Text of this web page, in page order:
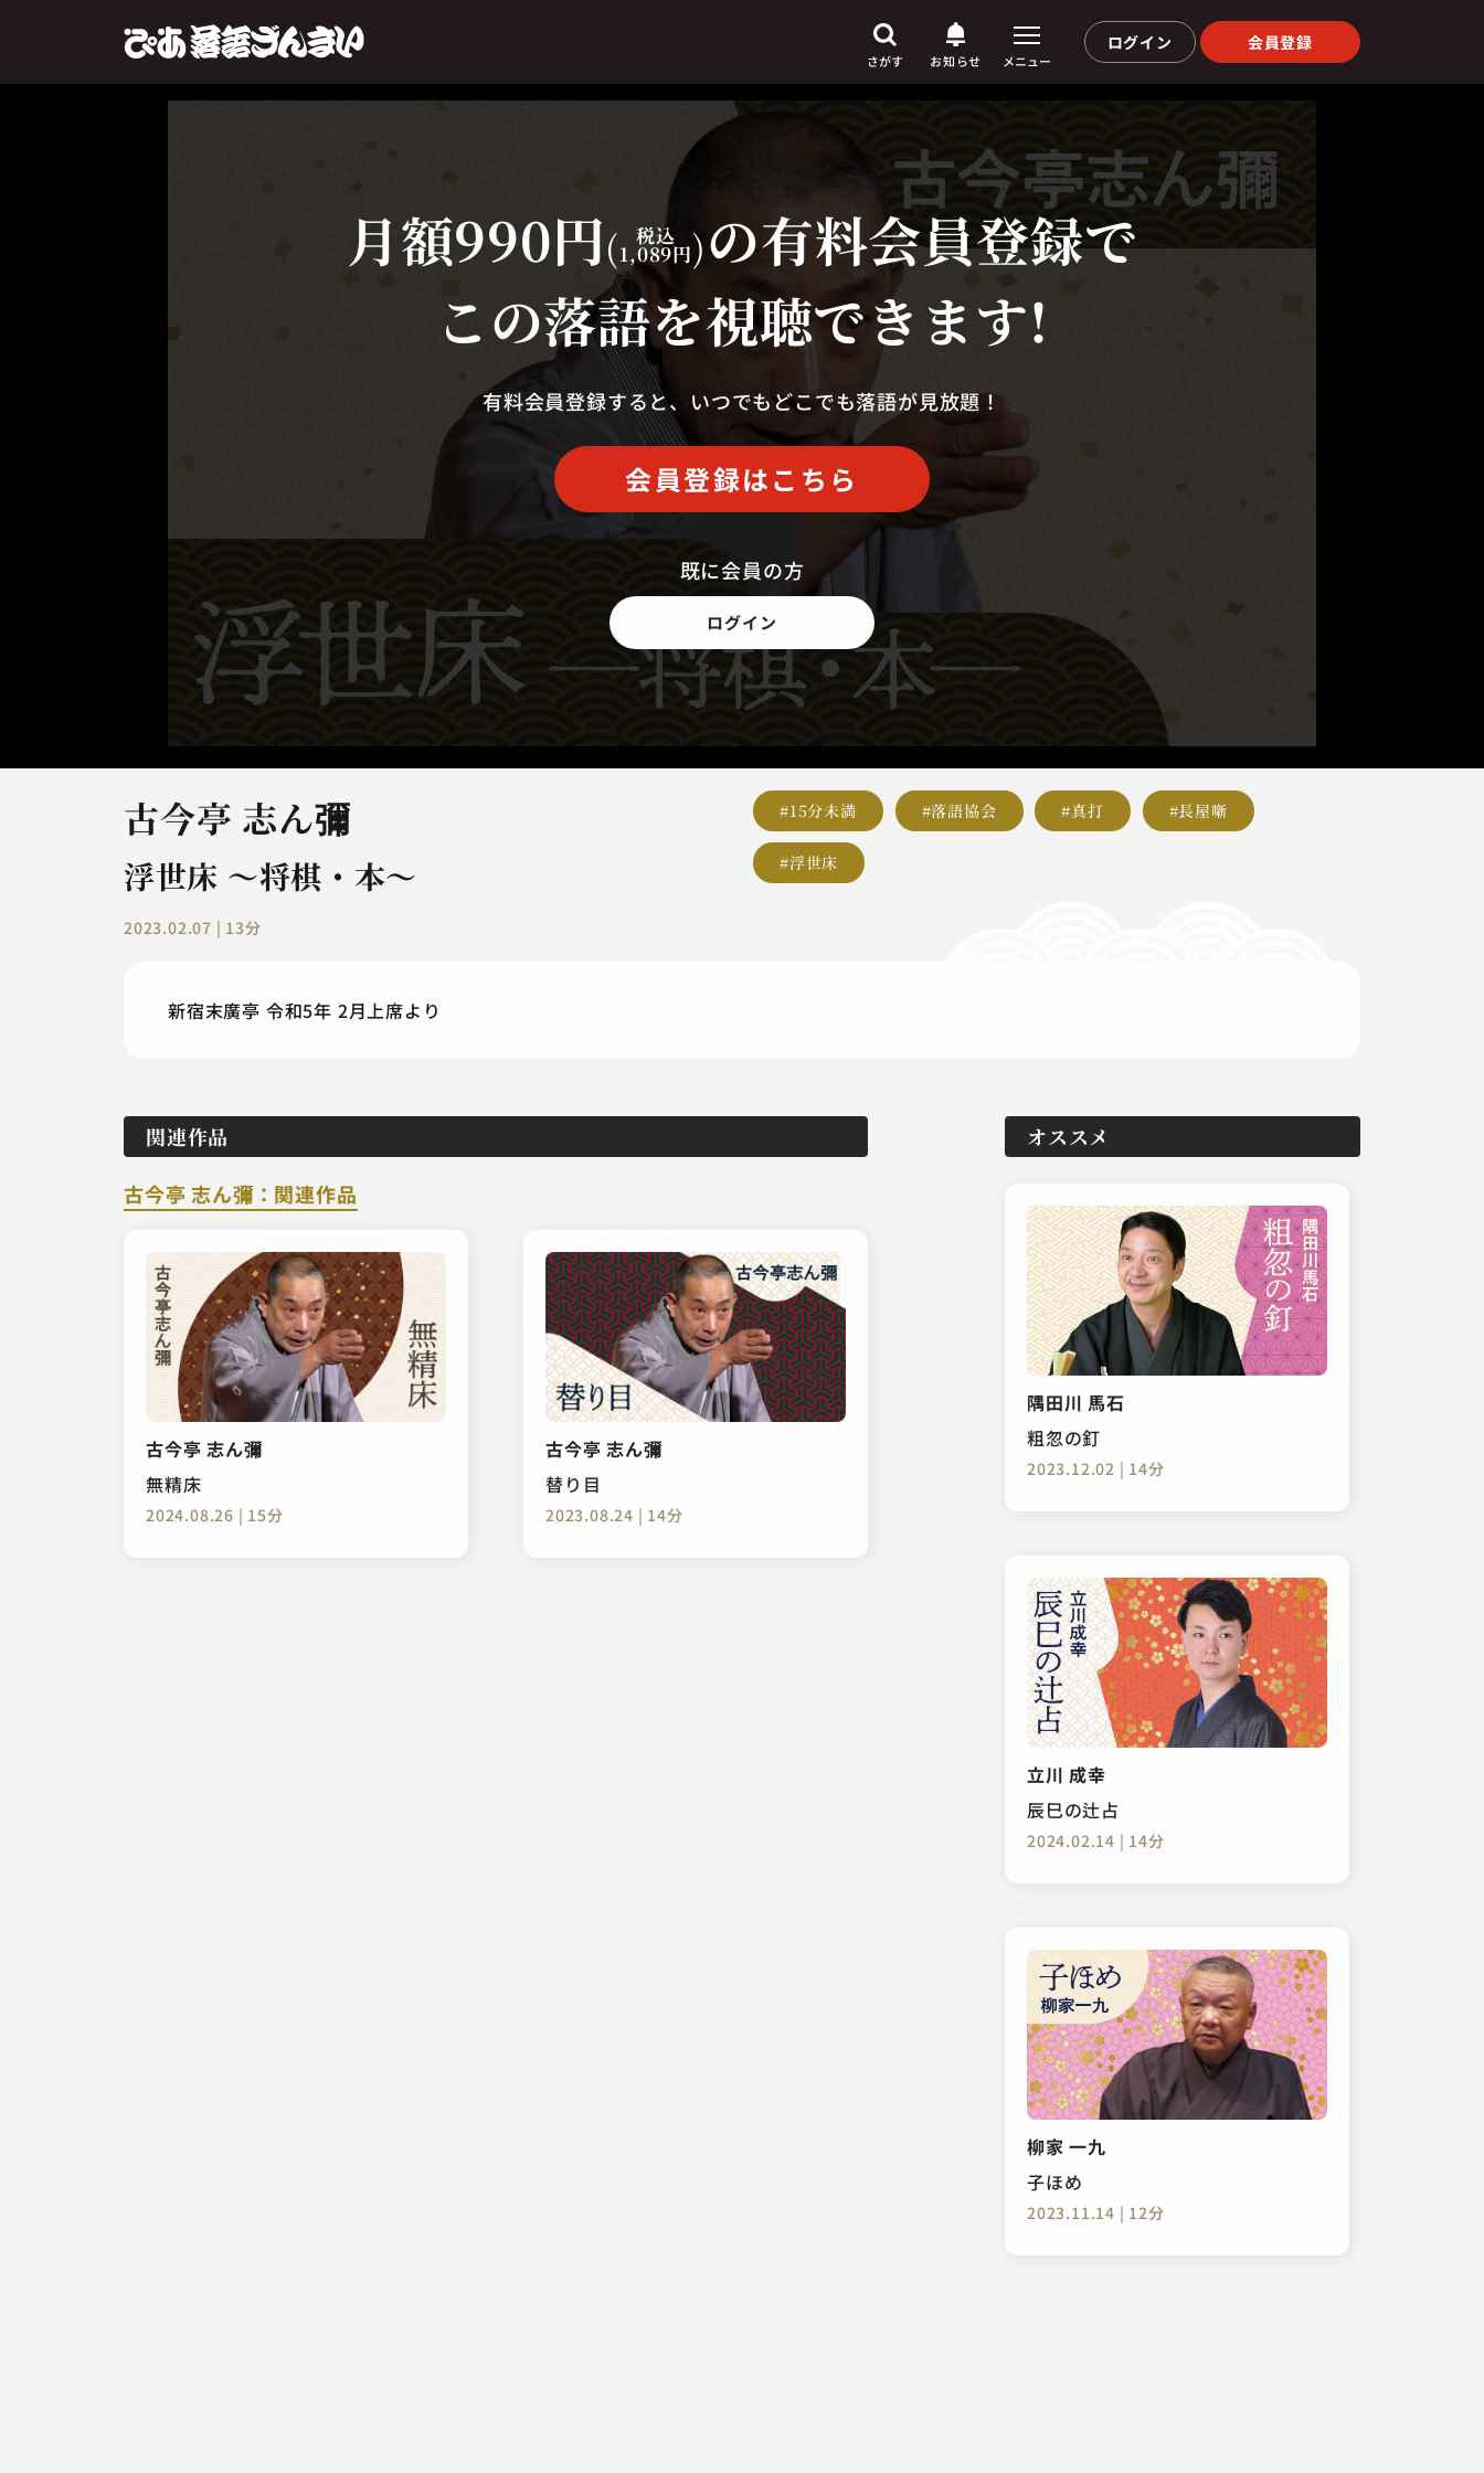
さがす
芸人からさがす
演目 からさがす
上演時間からさがす
お知らせ メニュー
ログイン 会員登録
月額990円( 税込
1,089円)の有料会員登録で
この落語を視聴できます!
有料会員登録すると、いつでもどこでも落語が見放題！
会員登録はこちら
既に会員の方
ログイン
古今亭 志ん彌
浮世床 ～将棋・本～
2023.02.07 | 13分
#15分未満 #落語協会 #真打 #長屋噺
#浮世床
新宿末廣亭 令和5年 2月上席より
関連作品
古今亭 志ん彌：関連作品
古今亭 志ん彌
無精床
2024.08.26 | 15分
古今亭 志ん彌
替り目
2023.08.24 | 14分
オススメ
隅田川 馬石
粗忽の釘
2023.12.02 | 14分
立川 成幸
辰巳の辻占
2024.02.14 | 14分
柳家 一九
子ほめ
2023.11.14 | 12分